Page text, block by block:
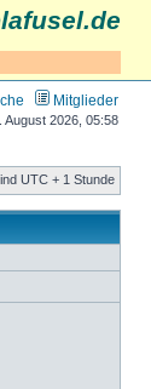
Mitglieder
August 2026, 05:58
UTC + 1 Stunde